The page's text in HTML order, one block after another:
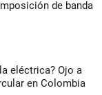
de banda
eléctrica? Ojo a
en Colombia